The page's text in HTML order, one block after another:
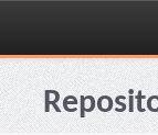
Skip
navigation